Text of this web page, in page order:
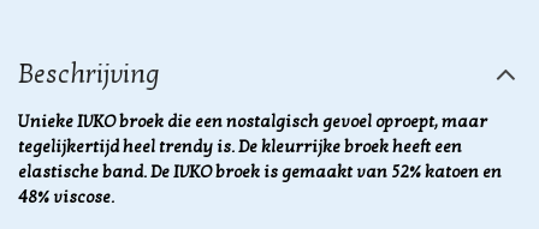
Beschrijving
Unieke IVKO broek die een nostalgisch gevoel oproept, maar
tegelijkertijd heel trendy is. De kleurrijke broek heeft een
elastische band. De IVKO broek is gemaakt van 52% katoen en
48% viscose.